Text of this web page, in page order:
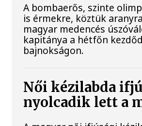
A bombaerős, szinte
is érmekre, köztük
magyar medencés
kapitánya a hétfőn
bajnokságon.
Női kézilabda
nyolcadik lett a